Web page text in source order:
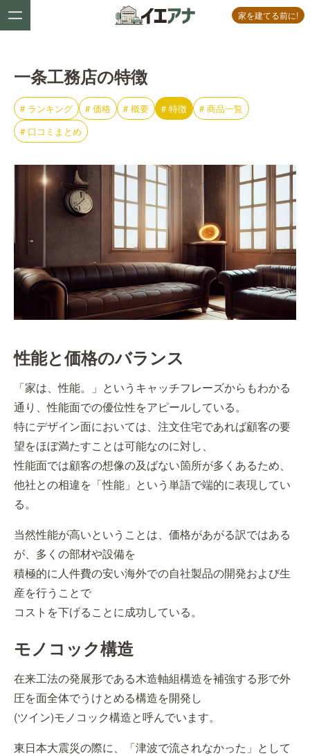
家を建てる前に!
一条工務店の特徴
# ランキング # 価格 # 概要 # 特徴 # 商品一覧
# 口コミまとめ
性能と価格のバランス
「家は、性能。」というキャッチフレーズからもわかる
通り、性能面での優位性をアピールしている。
特にデザイン面においては、注文住宅であれば顧客の要
望をほぼ満たすことは可能なのに対し、
性能面では顧客の想像の及ばない箇所が多くあるため、
他社との相違を「性能」という単語で端的に表現してい
る。
当然性能が高いということは、価格があがる訳ではある
が、多くの部材や設備を
積極的に人件費の安い海外での自社製品の開発および生
産を行うことで
コストを下げることに成功している。
モノコック構造
在来工法の発展形である木造軸組構造を補強する形で外
圧を面全体でうけとめる構造を開発し
(ツイン)モノコック構造と呼んでいます。
東日本大震災の際に、「津波で流されなかった」として